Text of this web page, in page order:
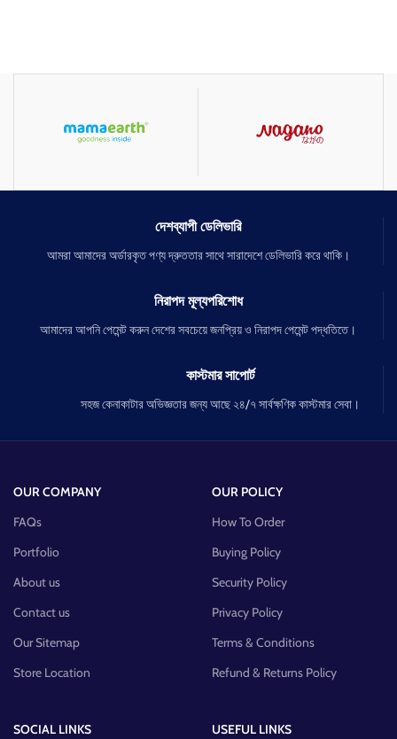
দেশব্যাপী ডেলিভারি
আমরা আমাদের অর্ডারকৃত পণ্য দ্রুততার সাথে সারাদেশে ডেলিভারি করে থাকি।
নিরাপদ মূল্যপরিশোধ
আমাদের আপনি পেমেন্ট করুন দেশের সবচেয়ে জনপ্রিয় ও নিরাপদ পেমেন্ট পদ্ধতিতে।
কাস্টমার সাপোর্ট
সহজ কেনাকাটার অভিজ্ঞতার জন্য আছে ২৪/৭ সার্বক্ষণিক কাস্টমার সেবা।
OUR COMPANY
FAQs
Portfolio
About us
Contact us
Our Sitemap
Store Location
OUR POLICY
How To Order
Buying Policy
Security Policy
Privacy Policy
Terms & Conditions
Refund & Returns Policy
SOCIAL LINKS
USEFUL LINKS